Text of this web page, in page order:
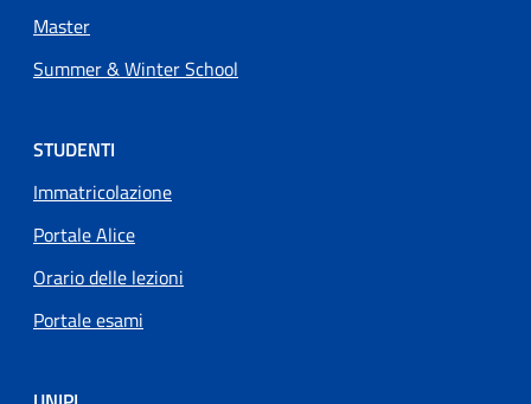
Master
Summer & Winter School
STUDENTI
Immatricolazione
Portale Alice
Orario delle lezioni
Portale esami